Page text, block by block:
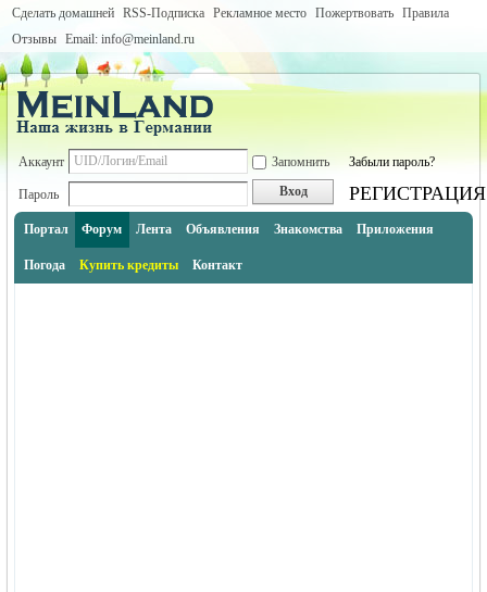
Сделать домашней RSS-Подписка Рекламное место Пожертвовать Правила
Отзывы Email: info@meinland.ru
Аккаунт Запомнить Забыли пароль?
Пароль Вход РЕГИСТРАЦИЯ
Портал Форум Лента Объявления Знакомства Приложения
Погода Купить кредиты Контакт